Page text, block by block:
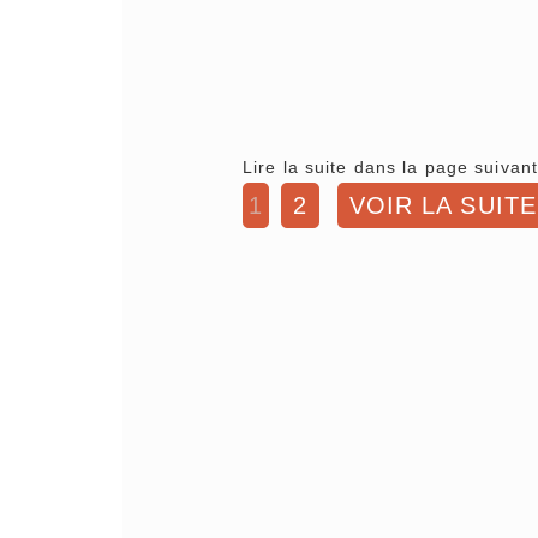
Lire la suite dans la page
1 2 VOIR LA SUITE